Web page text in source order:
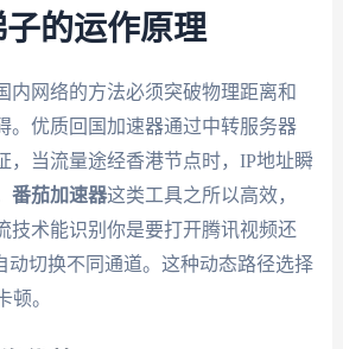
的运作原理
内网络的方法必须突破物理距离和
。优质回国加速器通过中转服务器
，当流量途经香港节点时，IP地址瞬
番茄加速器这类工具之所以高效，
技术能识别你是要打开腾讯视频还
动切换不同通道。这种动态路径选择
顿。